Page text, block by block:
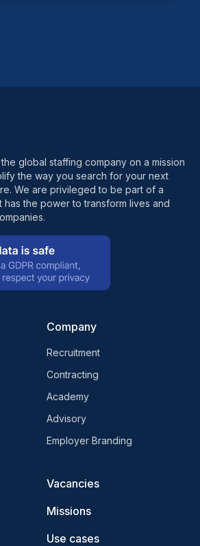
global staffing company on a mission
the way you search for your next
We are privileged to be part of a
the power to transform lives and
Company
Recruitment
Contracting
Academy
Advisory
Employer Branding
Vacancies
Missions
Use cases